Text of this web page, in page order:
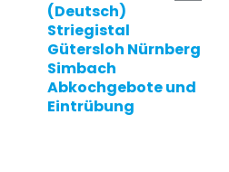
(Deutsch)
Striegistal
Gütersloh Nürnberg
Simbach
Abkochgebote und
Eintrübung